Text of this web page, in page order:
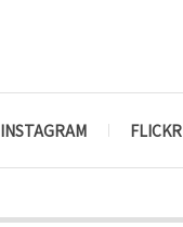
INSTAGRAM FLICKR